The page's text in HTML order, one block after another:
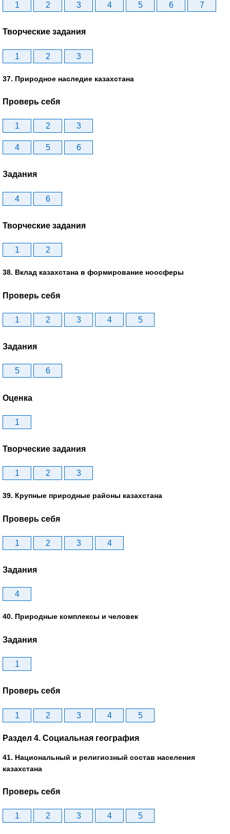
1 2 3 4 5 6 7
Творческие задания
1 2 3
37. Природное наследие казахстана
Проверь себя
1 2 3
4 5 6
Задания
4 6
Творческие задания
1 2
38. Вклад казахстана в формирование ноосферы
Проверь себя
1 2 3 4 5
Задания
5 6
Оценка
1
Творческие задания
1 2 3
39. Крупные природные районы казахстана
Проверь себя
1 2 3 4
Задания
4
40. Природные комплексы и человек
Задания
1
Проверь себя
1 2 3 4 5
Раздел 4. Социальная география
41. Национальный и религиозный состав населения
казахстана
Проверь себя
1 2 3 4 5